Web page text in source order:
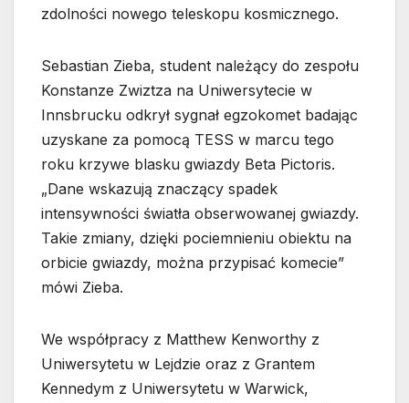
zdolności nowego teleskopu kosmicznego.
Sebastian Zieba, student należący do zespołu
Konstanze Zwiztza na Uniwersytecie w
Innsbrucku odkrył sygnał egzokomet badając
uzyskane za pomocą TESS w marcu tego
roku krzywe blasku gwiazdy Beta Pictoris.
„Dane wskazują znaczący spadek
intensywności światła obserwowanej gwiazdy.
Takie zmiany, dzięki pociemnieniu obiektu na
orbicie gwiazdy, można przypisać komecie”
mówi Zieba.
We współpracy z Matthew Kenworthy z
Uniwersytetu w Lejdzie oraz z Grantem
Kennedym z Uniwersytetu w Warwick,